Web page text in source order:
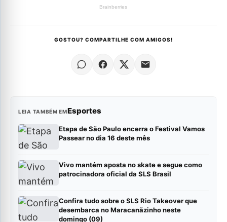
GOSTOU? COMPARTILHE COM AMIGOS!
LEIA TAMBÉM EMEsportes
Etapa de São Paulo encerra o Festival Vamos
Passear no dia 16 deste mês
Vivo mantém aposta no skate e segue como
patrocinadora oficial da SLS Brasil
Confira tudo sobre o SLS Rio Takeover que
desembarca no Maracanãzinho neste
domingo (09)